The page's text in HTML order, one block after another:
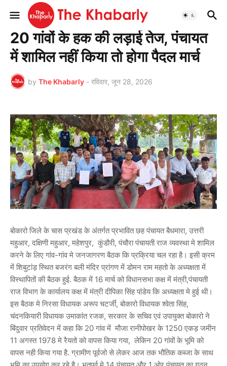
मुख्यपृष्ठ झारखण्ड
20 गांवों के हक की लड़ाई तेज, पंचायत
में शामिल नहीं किया तो होगा पैदल मार्च
by The Khabarly - रविवार, जून 28, 2026
बोकारो जिले के चास प्रखंड के अंतर्गत प्रभावित छह पंचायत बैधमारा, उत्तरी
महुआर, दक्षिणी महुआर, महेशपुर, कुंडौरी, पंचौरा पंचायती राज व्यवस्था मे शामिल
करने के लिए गांव-गांव मे जनजागरण बैठक कि प्रक्रिया चल रहा है। इसी क्रम
में शिबुटांड़ स्थित बजरंग बली मंदिर प्रांगण में डोमन राम महतो के अध्यक्षता में
विस्थापितों की बैठक हुई. बैठक में 16 मार्च को विधानसभा कक्ष में मंत्री,पंचायती
राज विभाग के कार्यालय कक्ष में मंत्री दीपिका सिंह पांडेय कि अध्यक्षता मे हुई थी।
इस बैठक मे निरसा विधायक अरूप चटर्जी, बोकारो विधायक श्वेता सिंह,
चंदनकियारी विधायक उमाकांत रजक, सरकार के सचिव एवं उपायुक्त बोकारो ने
बिंदुवार प्रतिवेदन में कहा कि 20 गांव में मौजा रानीपोखर के 1250 एकड़ जमीन
11 अगस्त 1978 मे रैयतो को वापस किया गया, लेकिन 20 गांवों के भूमि को
वापस नही किया गया है. ग्रामीण पूर्वजो से लेकर आज तक भौतिक कब्जा के साथ